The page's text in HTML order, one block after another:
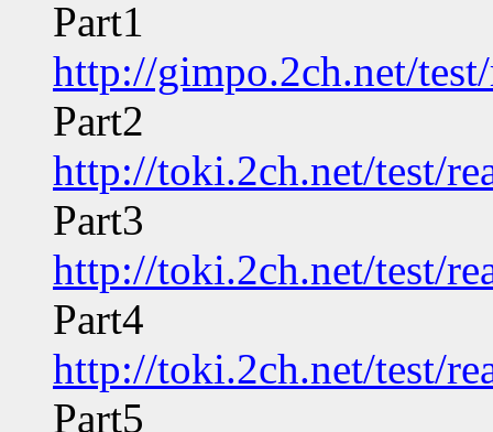
Part1
http://gimpo.2ch.net/
Part2
http://toki.2ch.net/test/
Part3
http://toki.2ch.net/test/
Part4
http://toki.2ch.net/test/
Part5